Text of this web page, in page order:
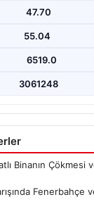
Lig’in iki büyük
47.70
55.04
6519.0
3061248
Binanın Çökmesi
Fenerbahçe